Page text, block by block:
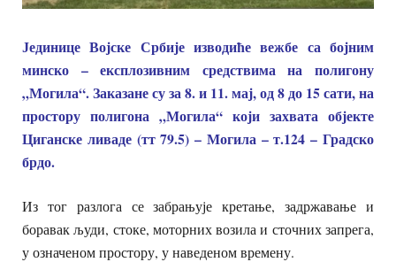
Јединице Војске Србије изводиће вежбе са бојним
минско – експлозивним средствима на полигону
„Могила“. Заказане су за 8. и 11. мај, од 8 до 15 сати, на
простору полигона „Могила“ који захвата објекте
Циганске ливаде (тт 79.5) – Могила – т.124 – Градско
брдо.
Из тог разлога се забрањује кретање, задржавање и
боравак људи, стоке, моторних возила и сточних запрега,
у означеном простору, у наведеном времену.